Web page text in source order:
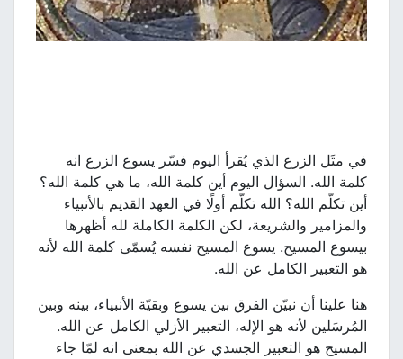
في مثَل الزرع الذي يُقرأ اليوم فسّر يسوع الزرع انه
كلمة الله. السؤال اليوم أين كلمة الله، ما هي كلمة الله؟
أين تكلّم الله؟ الله تكلّم أولًا في العهد القديم بالأنبياء
والمزامير والشريعة، لكن الكلمة الكاملة لله أظهرها
بيسوع المسيح. يسوع المسيح نفسه يُسمّى كلمة الله لأنه
هو التعبير الكامل عن الله.
هنا علينا أن نبيّن الفرق بين يسوع وبقيّة الأنبياء، بينه وبين
المُرسَلين لأنه هو الإله، التعبير الأزلي الكامل عن الله.
المسيح هو التعبير الجسدي عن الله بمعنى انه لمّا جاء